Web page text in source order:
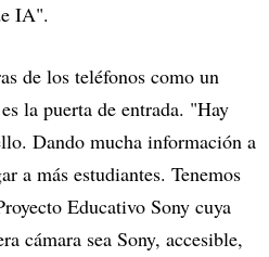
IA".
de los teléfonos como un
la puerta de entrada. "Hay
Dando mucha información a
a más estudiantes. Tenemos
Educativo Sony cuya
cámara sea Sony, accesible,